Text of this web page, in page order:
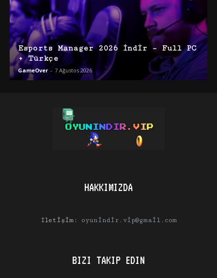
Esports Manager 2026 İndir – Full PC
+ Türkçe
GameOver - 7 Ağustos 2026
HAKKIMIZDA
İletişim: oyunindir.vip@gmail.com
BIZI TAKIP EDIN